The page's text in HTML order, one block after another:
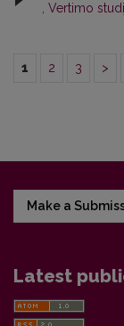
Vertimo
1 2 3 >
Make a
Latest